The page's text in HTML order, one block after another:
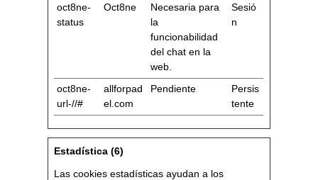
oct8ne-
status
Oct8ne
Necesaria para
la
funcionabilidad
del chat en la
web.
Sesió
n
oct8ne-
url-//#
allforpad
el.com
Pendiente
Persis
tente
Estadística (6)
Las cookies estadísticas ayudan a los